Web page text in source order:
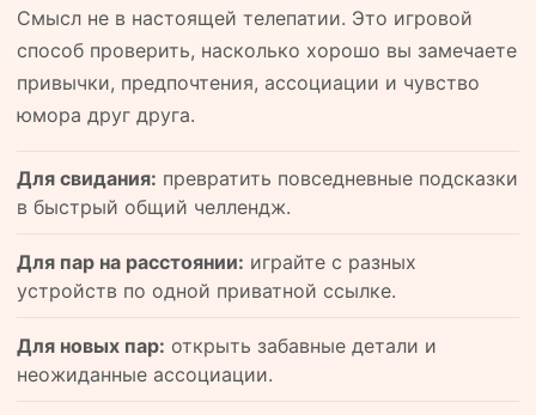
Смысл не в настоящей телепатии. Это игровой
способ проверить, насколько хорошо вы замечаете
привычки, предпочтения, ассоциации и чувство
юмора друг друга.
Для свидания: превратить повседневные подсказки
в быстрый общий челлендж.
Для пар на расстоянии: играйте с разных
устройств по одной приватной ссылке.
Для новых пар: открыть забавные детали и
неожиданные ассоциации.